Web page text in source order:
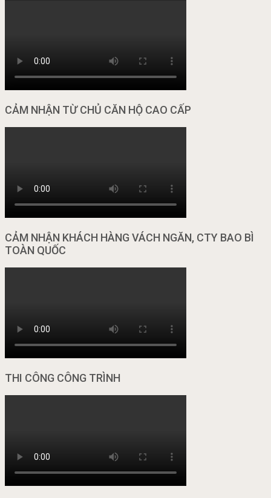
CẢM NHẬN TỪ CHỦ CĂN HỘ CAO CẤP
CẢM NHẬN KHÁCH HÀNG VÁCH NGĂN, CTY BAO BÌ
TOÀN QUỐC
THI CÔNG CÔNG TRÌNH